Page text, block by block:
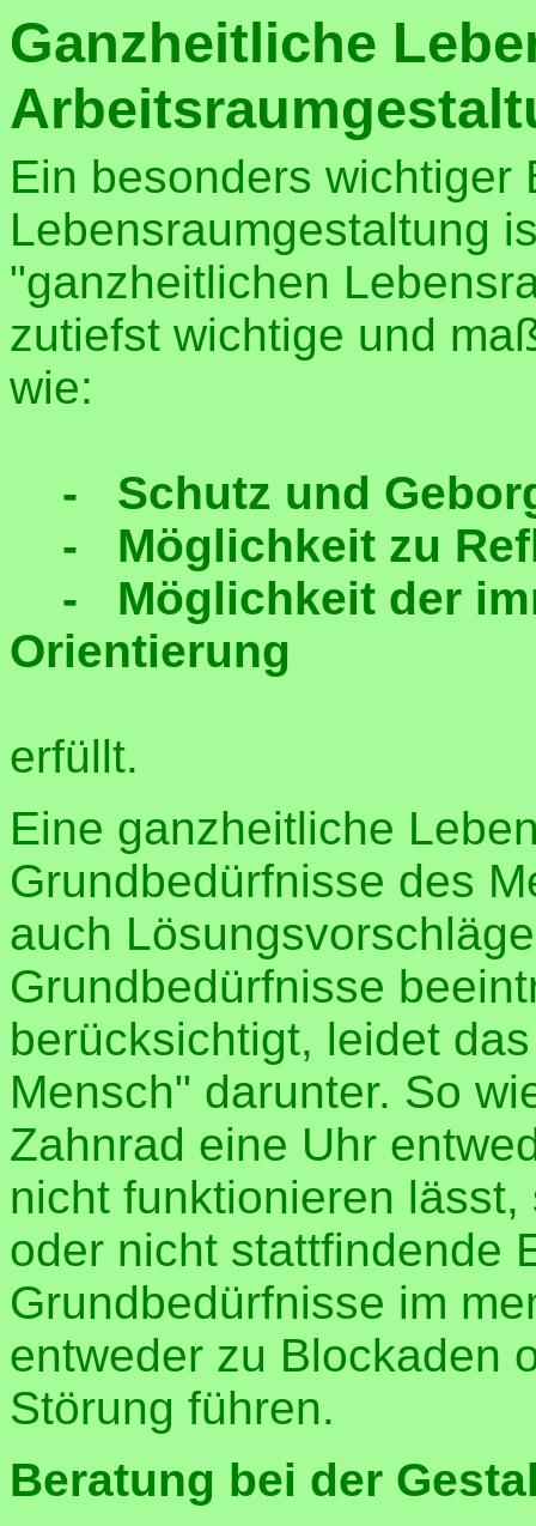
Ganzheitliche
Ein besonders wichtiger
Lebensraumgestaltung
"ganzheitlichen
zutiefst wichtige und
wie:
- Schutz und
- Möglichkeit zu
- Möglichkeit der
Orientierung
erfüllt.
Eine ganzheitliche
Grundbedürfnisse des
auch
Grundbedürfnisse
berücksichtigt, leidet
Mensch" darunter. So
Zahnrad eine Uhr
nicht funktionieren
oder nicht stattfindende
Grundbedürfnisse im
entweder zu Blockaden
Störung führen.
Beratung bei der